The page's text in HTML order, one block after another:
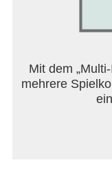
Mit dem
mehrere